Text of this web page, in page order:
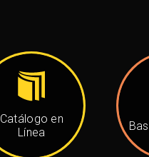
Catálogo en
Línea